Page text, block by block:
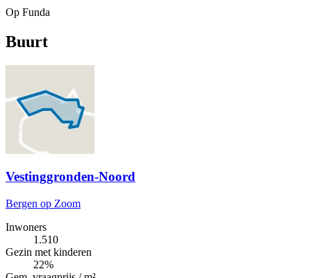
Op Funda
Buurt
Vestinggronden-Noord
Bergen op Zoom
Inwoners
1.510
Gezin met kinderen
22%